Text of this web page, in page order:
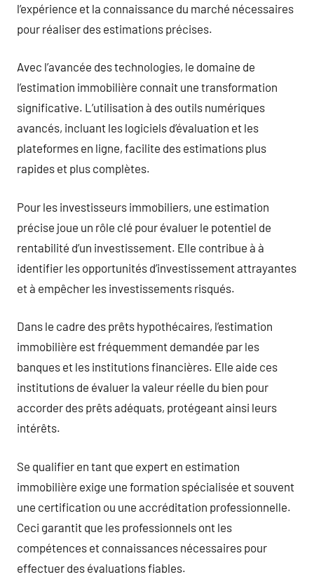
l’expérience et la connaissance du marché nécessaires
pour réaliser des estimations précises.
Avec l’avancée des technologies, le domaine de
l’estimation immobilière connait une transformation
significative. L’utilisation à des outils numériques
avancés, incluant les logiciels d’évaluation et les
plateformes en ligne, facilite des estimations plus
rapides et plus complètes.
Pour les investisseurs immobiliers, une estimation
précise joue un rôle clé pour évaluer le potentiel de
rentabilité d’un investissement. Elle contribue à à
identifier les opportunités d’investissement attrayantes
et à empêcher les investissements risqués.
Dans le cadre des prêts hypothécaires, l’estimation
immobilière est fréquemment demandée par les
banques et les institutions financières. Elle aide ces
institutions de évaluer la valeur réelle du bien pour
accorder des prêts adéquats, protégeant ainsi leurs
intérêts.
Se qualifier en tant que expert en estimation
immobilière exige une formation spécialisée et souvent
une certification ou une accréditation professionnelle.
Ceci garantit que les professionnels ont les
compétences et connaissances nécessaires pour
effectuer des évaluations fiables.